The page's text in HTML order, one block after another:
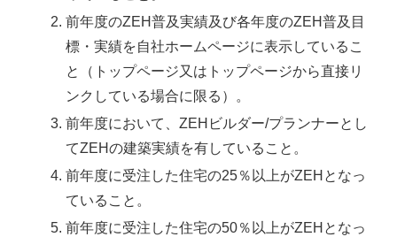
前年度のZEH普及実績及び各年度のZEH普及目
標・実績を自社ホームページに表示しているこ
と（トップページ又はトップページから直接リ
ンクしている場合に限る）。
前年度において、ZEHビルダー/プランナーとし
てZEHの建築実績を有していること。
前年度に受注した住宅の25％以上がZEHとなっ
ていること。
前年度に受注した住宅の50％以上がZEHとなっ